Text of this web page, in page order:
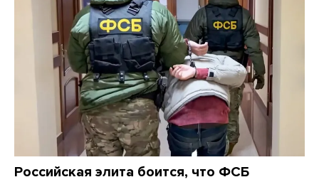
Российская элита боится, что ФСБ